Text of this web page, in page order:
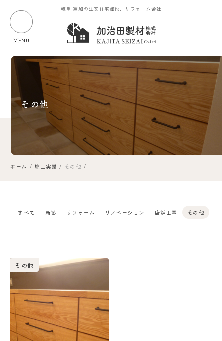
岐阜 富加の注文住宅建設、リフォーム会社
MENU
その他
ホーム 施工実績 その他
すべて 新築 リフォーム リノベーション 店舗工事 その他
その他